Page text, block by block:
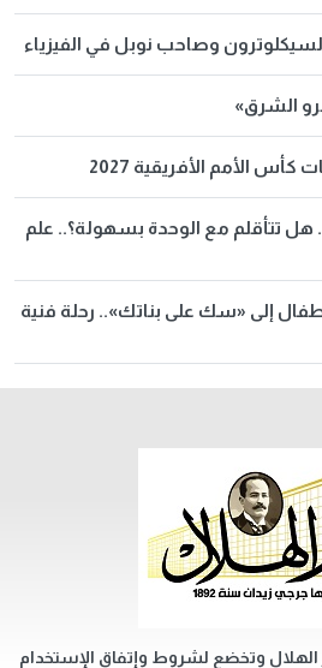
وصاحب نوبل في الفيزياء
الشرق»
الأمم الأفريقية 2027
هل تتأقلم مع الوحدة بسهولة؟.. علم
إلى «سك على بناتك».. رحلة فنية
وتخضع لشروط وإتفاق الإستخدام